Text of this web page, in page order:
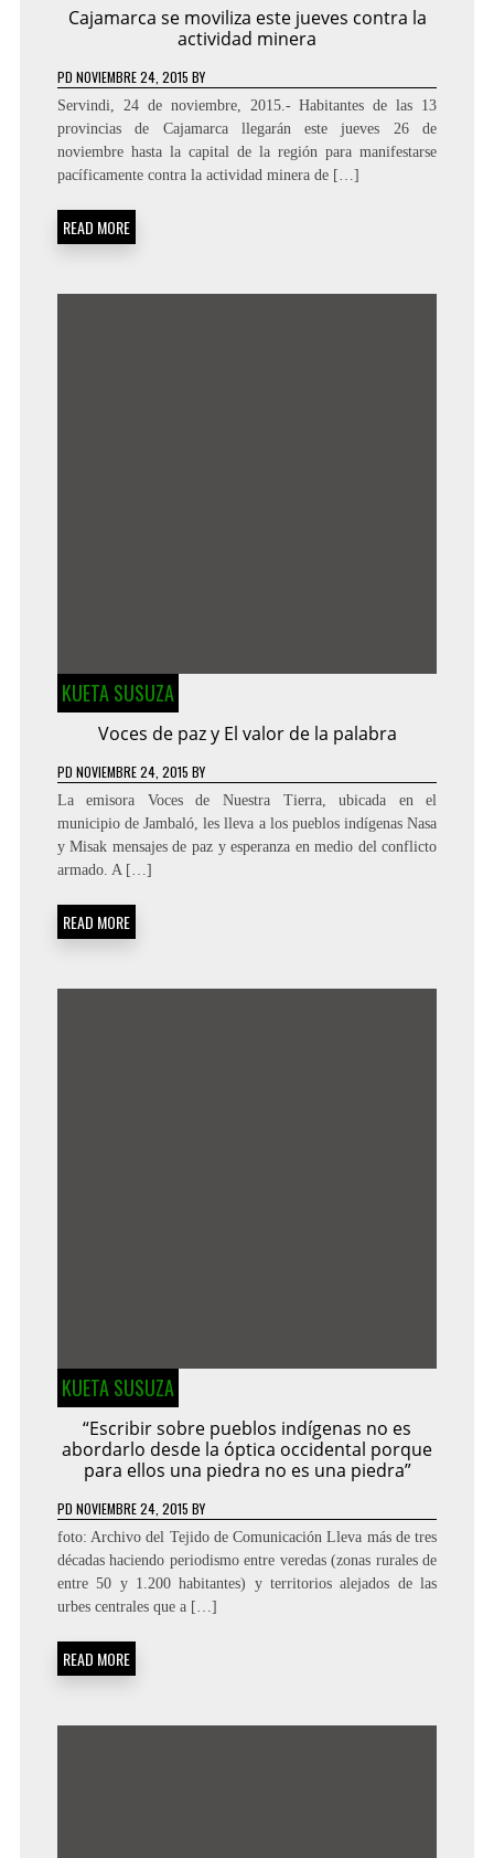
Cajamarca se moviliza este jueves contra la
actividad minera
PD NOVIEMBRE 24, 2015 BY
Servindi, 24 de noviembre, 2015.- Habitantes de las 13
provincias de Cajamarca llegarán este jueves 26 de
noviembre hasta la capital de la región para manifestarse
pacíficamente contra la actividad minera de […]
READ MORE
KUETA SUSUZA
Voces de paz y El valor de la palabra
PD NOVIEMBRE 24, 2015 BY
La emisora Voces de Nuestra Tierra, ubicada en el
municipio de Jambaló, les lleva a los pueblos indígenas Nasa
y Misak mensajes de paz y esperanza en medio del conflicto
armado. A […]
READ MORE
KUETA SUSUZA
“Escribir sobre pueblos indígenas no es
abordarlo desde la óptica occidental porque
para ellos una piedra no es una piedra”
PD NOVIEMBRE 24, 2015 BY
foto: Archivo del Tejido de Comunicación Lleva más de tres
décadas haciendo periodismo entre veredas (zonas rurales de
entre 50 y 1.200 habitantes) y territorios alejados de las
urbes centrales que a […]
READ MORE